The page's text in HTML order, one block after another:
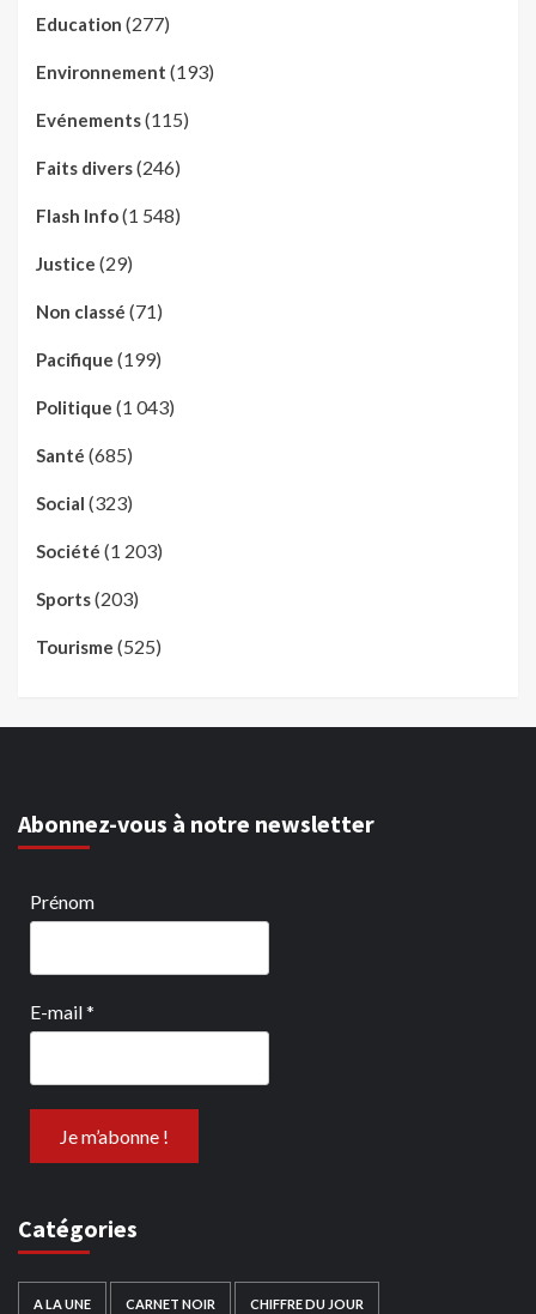
Education (277)
Environnement (193)
Evénements(115)
Faits divers(246)
Flash Info(1 548)
Justice (29)
Non classé (71)
Pacifique (199)
Politique (1 043)
Santé (685)
Social (323)
Société (1 203)
Sports(203)
Tourisme (525)
Abonnez-vous à notre newsletter
Prénom
E-mail*
Catégories
A LA UNE CARNET NOIR CHIFFRE DU JOUR